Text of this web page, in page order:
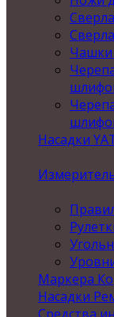
Чашки
Насадки
Маркера
Насадки